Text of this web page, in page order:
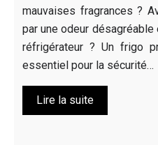
mauvaises fragrances ?
par une odeur
réfrigérateur ? Un frigo
essentiel pour la sécurité…
Lire la suite